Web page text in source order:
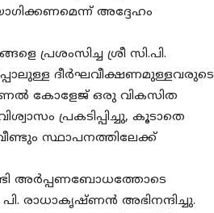
അദ്ദേഹം
പ്രശംസിച്ച ശ്രീ സി.പി.
ദീർഘവീക്ഷണമുള്ളവരുടെ
കോളേജ് ഒരു വികസിത
പ്രകടിപ്പിച്ചു, കൂടാതെ
സ്ഥാപനത്തിലേക്ക്
അർപ്പണബോധത്തോടെ
രാധാകൃഷ്ണൻ അഭിനന്ദിച്ചു.